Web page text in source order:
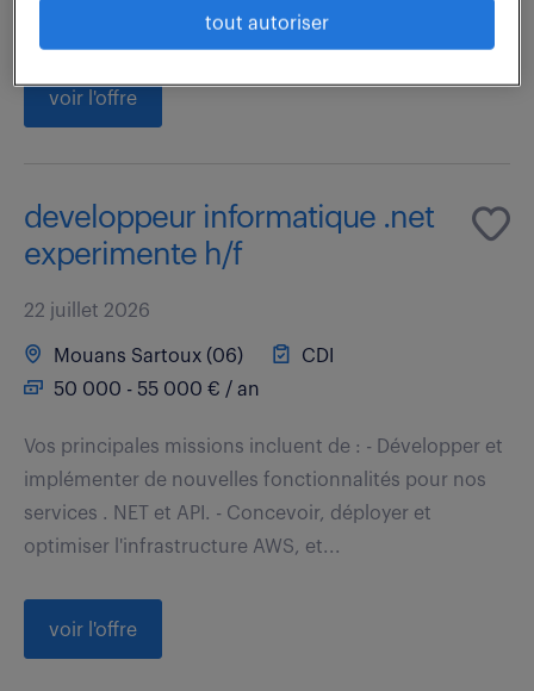
valorisants pour parfaire votre expertise...
voir l'offre
developpeur informatique .net
experimente h/f
22 juillet 2026
Mouans Sartoux (06)
CDI
50 000 - 55 000 € / an
Vos principales missions incluent de : - Développer et
implémenter de nouvelles fonctionnalités pour nos
services . NET et API. - Concevoir, déployer et
optimiser l'infrastructure AWS, et...
voir l'offre
tout autoriser